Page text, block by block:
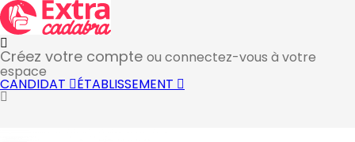
Créez votre compte ou connectez-vous à votre
espace
CANDIDAT ÉTABLISSEMENT